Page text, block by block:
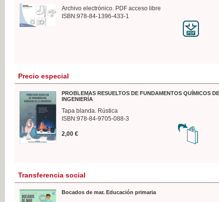
Archivo electrónico. PDF acceso libre
ISBN:978-84-1396-433-1
Precio especial
PROBLEMAS RESUELTOS DE FUNDAMENTOS QUÍMICOS
INGENIERÍA
Tapa blanda. Rústica
ISBN:978-84-9705-088-3
2,00 €
Transferencia social
Bocados de mar. Educación primaria